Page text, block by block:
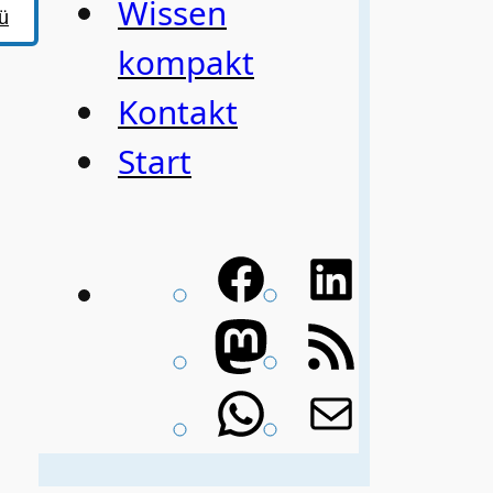
Wissen
kompakt
Kontakt
Start
Facebook
Mastodon
WhatsApp